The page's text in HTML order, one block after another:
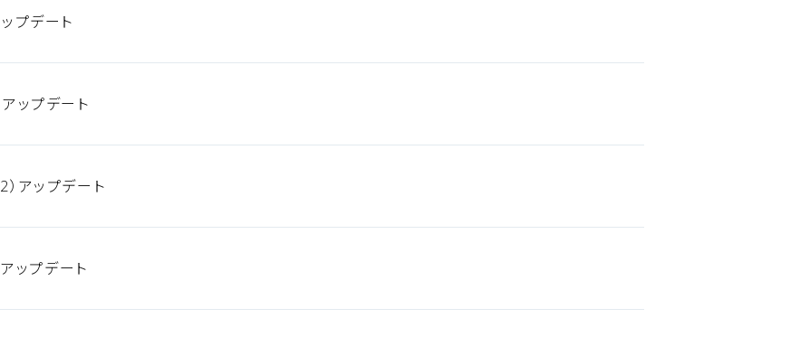
プデート
ップデート
アップデート
ップデート